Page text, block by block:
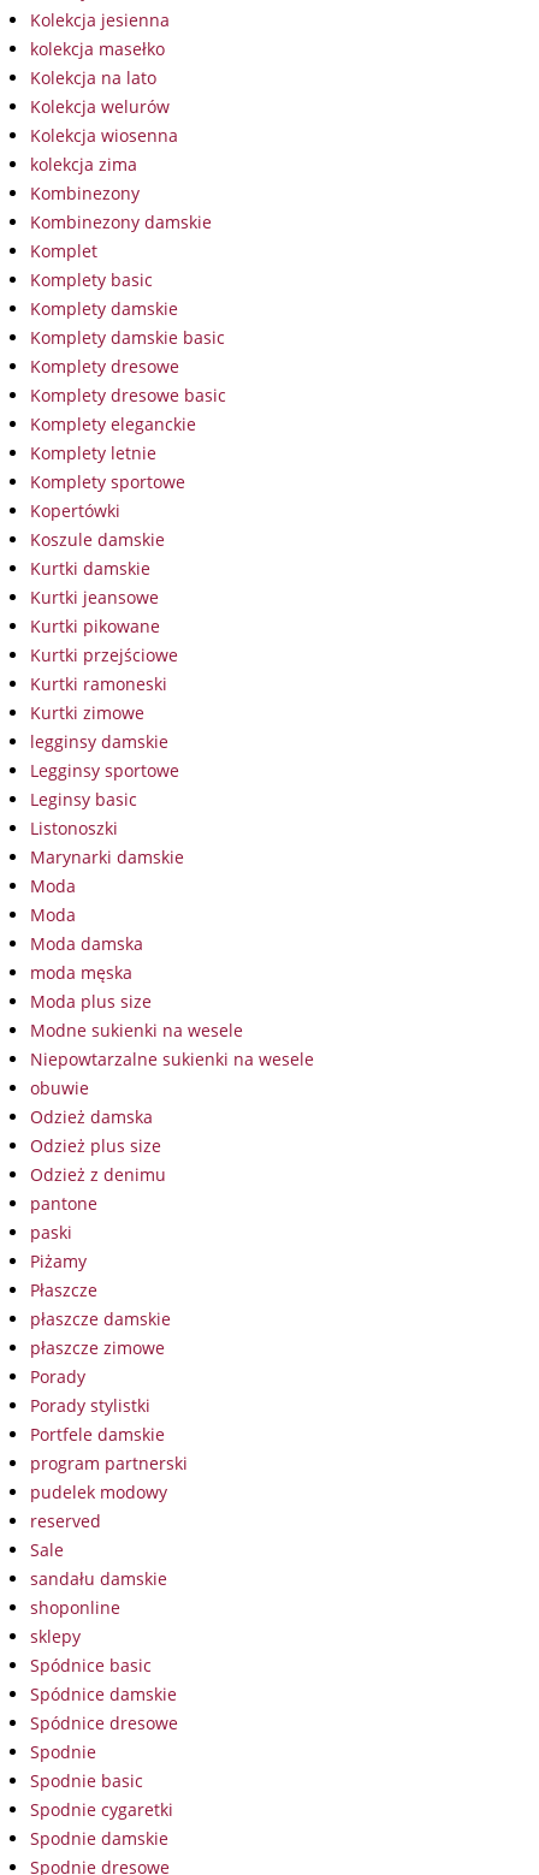
Kolekcja jesienna
kolekcja masełko
Kolekcja na lato
Kolekcja welurów
Kolekcja wiosenna
kolekcja zima
Kombinezony
Kombinezony damskie
Komplet
Komplety basic
Komplety damskie
Komplety damskie basic
Komplety dresowe
Komplety dresowe basic
Komplety eleganckie
Komplety letnie
Komplety sportowe
Kopertówki
Koszule damskie
Kurtki damskie
Kurtki jeansowe
Kurtki pikowane
Kurtki przejściowe
Kurtki ramoneski
Kurtki zimowe
legginsy damskie
Legginsy sportowe
Leginsy basic
Listonoszki
Marynarki damskie
Moda
Moda
Moda damska
moda męska
Moda plus size
Modne sukienki na wesele
Niepowtarzalne sukienki na wesele
obuwie
Odzież damska
Odzież plus size
Odzież z denimu
pantone
paski
Piżamy
Płaszcze
płaszcze damskie
płaszcze zimowe
Porady
Porady stylistki
Portfele damskie
program partnerski
pudelek modowy
reserved
Sale
sandału damskie
shoponline
sklepy
Spódnice basic
Spódnice damskie
Spódnice dresowe
Spodnie
Spodnie basic
Spodnie cygaretki
Spodnie damskie
Spodnie dresowe